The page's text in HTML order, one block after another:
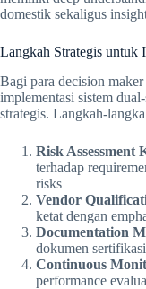
domestik sekaligus
Langkah Strategis untuk
Bagi para decision
implementasi sistem
strategis. Langkah-
Risk Assessment
terhadap
risks
Vendor
ketat dengan
Documentation
dokumen
Continuous
performance